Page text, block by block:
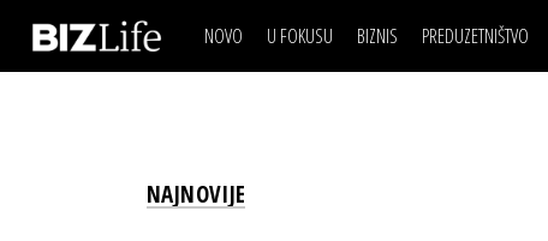
NOVO U FOKUSU BIZNIS PREDUZETNIŠTVO
IZJAVA DANABIZNIS SCENA
BREND I
NAJNOVIJE